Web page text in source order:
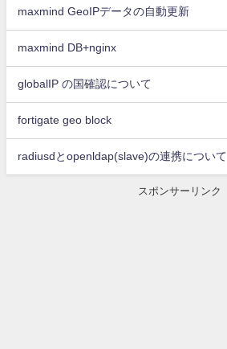
maxmind GeoIPデータの自動更新
maxmind DB+nginx
globalIP の国確認について
fortigate geo block
radiusdとopenldap(slave)の連携について
スポンサーリンク